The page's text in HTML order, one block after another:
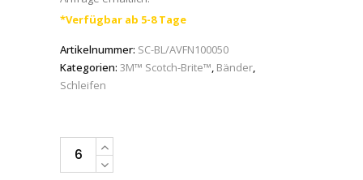
*Verfügbar ab 5-8 Tage
Artikelnummer: SC-BL/AVFN100050
Kategorien: 3M™ Scotch-Brite™, Bänder,
Schleifen
Scotch-